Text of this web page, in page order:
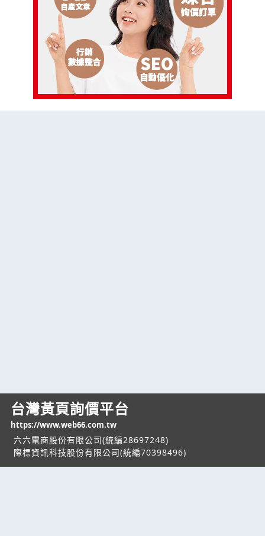
台灣黃頁詢價平台
https://www.web66.com.tw
六六電商股份有限公司(統編28697248)
際標資訊科技股份有限公司(統編70398496)